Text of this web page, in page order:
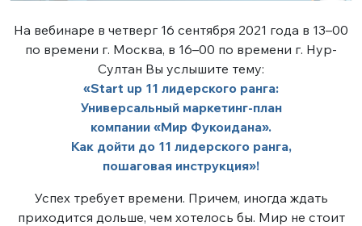
На вебинаре в четверг 16 сентября 2021 года в 13–00
по времени г. Москва, в 16–00 по времени г. Нур-
Султан Вы услышите тему:
«Start up 11 лидерского ранга:
Универсальный маркетинг-план
компании «Мир Фукоидана».
Как дойти до 11 лидерского ранга,
пошаговая инструкция»!
Успех требует времени. Причем, иногда ждать
приходится дольше, чем хотелось бы. Мир не стоит